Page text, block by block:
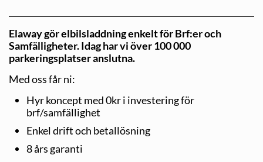
Elaway gör elbilsladdning enkelt för Brf:er och
Samfälligheter. Idag har vi över 100 000
parkeringsplatser anslutna.
Med oss får ni:
Hyr koncept med 0kr i investering för
brf/samfällighet
Enkel drift och betallösning
8 års garanti